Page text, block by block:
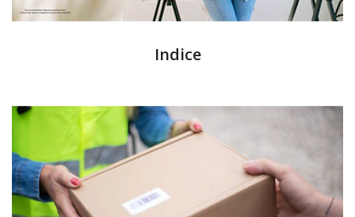
Indice